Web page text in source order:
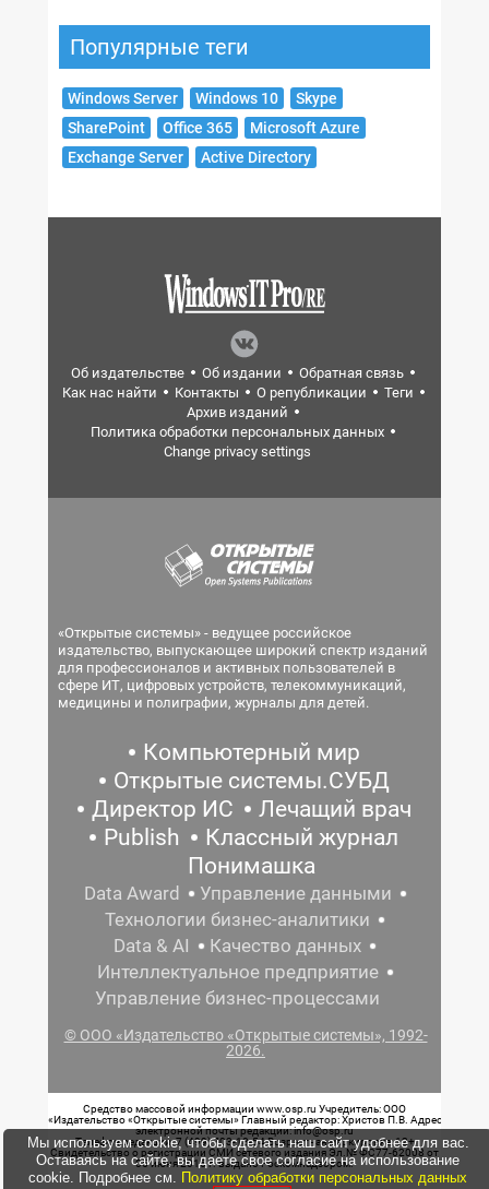
Популярные теги
Windows Server Windows 10
Skype
SharePoint
Office 365
Microsoft Azure
Exchange Server
Active Directory
Об издательстве Об издании
Обратная связь
Как нас найти
Контакты О републикации
Теги
Архив изданий
Политика обработки персональных данных
Change privacy settings
«Открытые системы» - ведущее российское
издательство, выпускающее широкий спектр изданий
для профессионалов и активных пользователей в
сфере ИТ, цифровых устройств, телекоммуникаций,
медицины и полиграфии, журналы для детей.
Компьютерный мир
Открытые системы.СУБД
Директор ИС
Лечащий врач
Publish
Классный журнал
Понимашка
Data Award
Управление данными
Технологии бизнес-аналитики
Data & AI
Качество данных
Интеллектуальное предприятие
Управление бизнес-процессами
© ООО «Издательство «Открытые системы», 1992-
2026.
Средство массовой информации www.osp.ru Учредитель: ООО
«Издательство «Открытые системы» Главный редактор: Христов П.В. Адрес
электронной почты редакции: info@osp.ru
Телефон редакции: 7 (499) 703-18-54 Возрастная маркировка: 12+
Свидетельство о регистрации СМИ сетевого издания Эл.№ ФС77-62008 от
05 июня 2015 г. выдано Роскомнадзором.
Мы используем cookie, чтобы сделать наш сайт удобнее для вас.
Оставаясь на сайте, вы даете свое согласие на использование
cookie. Подробнее см. Политику обработки персональных данных